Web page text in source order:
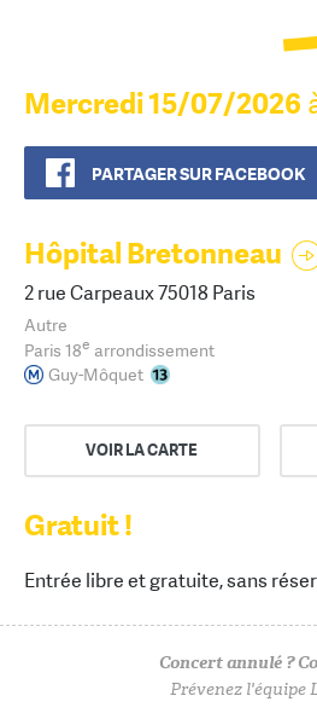
Mercredi 15/07/2026
PARTAGER SUR FACEBOOK
Hôpital Bretonneau
2 rue Carpeaux 75018 Paris
Autre
Paris 18e arrondissement
Guy-Môquet
VOIR LA CARTE
Gratuit !
Entrée libre et gratuite, sans
Concert annulé ?
Prévenez l'équipe